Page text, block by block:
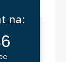
na: